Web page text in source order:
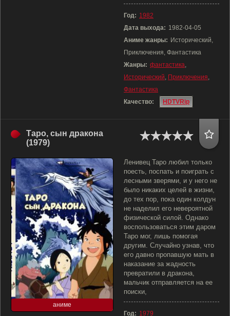
Год: 1982
Дата выхода: 1982-04-05
Аниме жанры: Исторический,
Приключения, Фантастика
Жанры: фантастика,
Исторический, Приключения,
Фантастика
Качество:
HDTVRip
Таро, сын дракона
(1979)
аниме
Ленивец Таро любил только
поесть, поспать и поиграть с
лесными зверями, и у него не
было никаких целей в жизни,
до тех пор, пока один колдун
не наделил его невероятной
физической силой. Однако
воспользоваться этим даром
Таро мог, лишь помогая
другим. Случайно узнав, что
его давно пропавшую мать в
наказание за жадность
превратили в дракона,
мальчик отправляется на ее
поиски,
Год: 1979